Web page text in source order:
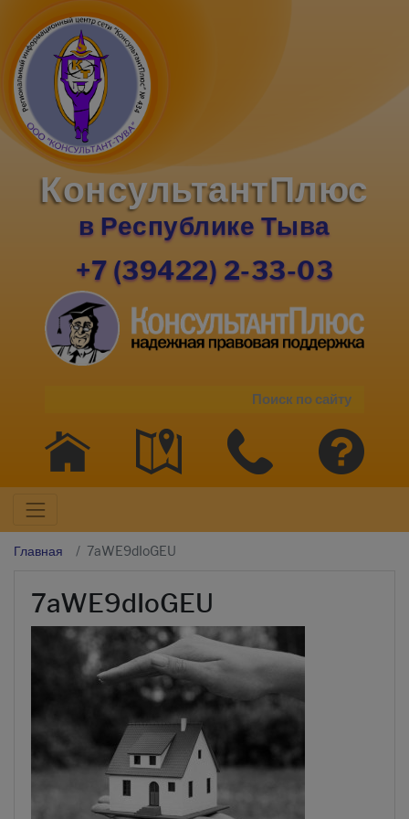
КонсультантПлюс
в Республике Тыва
+7 (39422) 2-33-03
Главная 7aWE9dIoGEU
7aWE9dIoGEU